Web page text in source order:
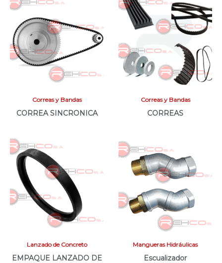
Correas y Bandas
CORREA SINCRONICA
Correas y Bandas
CORREAS
Lanzado de Concreto
EMPAQUE LANZADO DE
Mangueras Hidráulicas
Escualizador